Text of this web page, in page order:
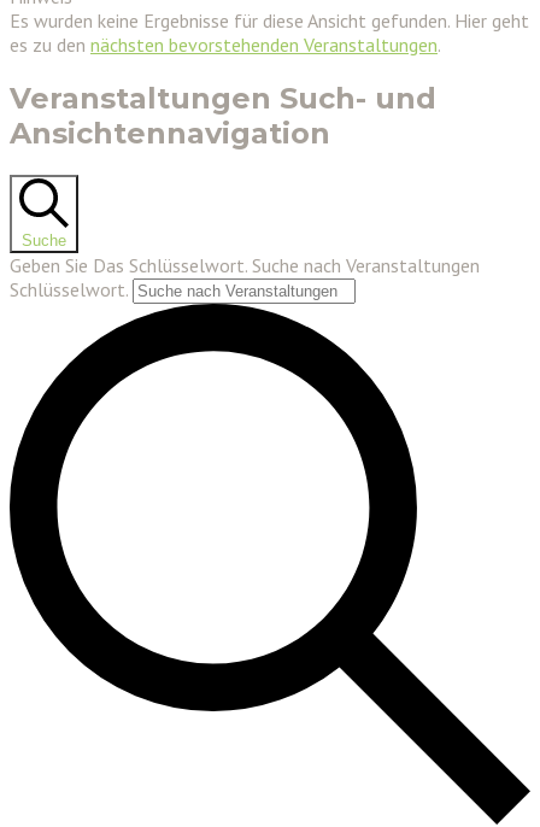
Es wurden keine Ergebnisse für diese Ansicht gefunden. Hier geht
es zu den nächsten bevorstehenden Veranstaltungen.
Veranstaltungen Such- und
Ansichtennavigation
Suche
Geben Sie Das Schlüsselwort. Suche nach Veranstaltungen
Schlüsselwort.